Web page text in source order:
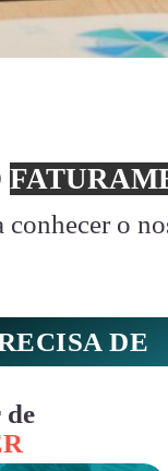
conhecer o
DE